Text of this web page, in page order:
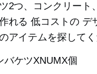
2つ、コンクリート
れる低コストの デ
アイテムを探してく
バケツXNUMX個